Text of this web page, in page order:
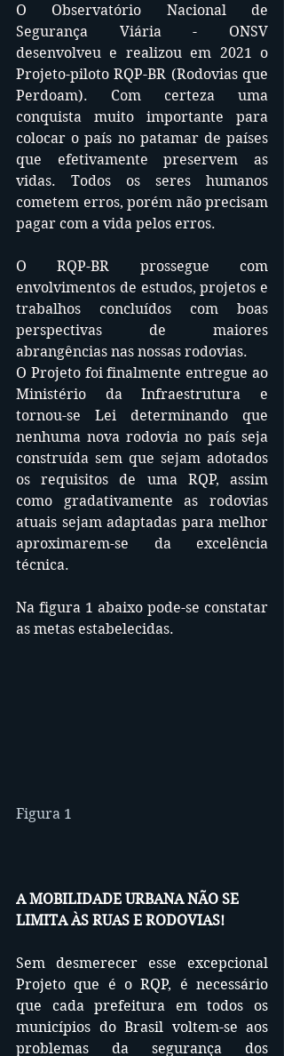
O Observatório Nacional de
Segurança Viária - ONSV
desenvolveu e realizou em 2021 o
Projeto-piloto RQP-BR (Rodovias que
Perdoam). Com certeza uma
conquista muito importante para
colocar o país no patamar de países
que efetivamente preservem as
vidas. Todos os seres humanos
cometem erros, porém não precisam
pagar com a vida pelos erros.
O RQP-BR prossegue com
envolvimentos de estudos, projetos e
trabalhos concluídos com boas
perspectivas de maiores
abrangências nas nossas rodovias.
O Projeto foi finalmente entregue ao
Ministério da Infraestrutura e
tornou-se Lei determinando que
nenhuma nova rodovia no país seja
construída sem que sejam adotados
os requisitos de uma RQP, assim
como gradativamente as rodovias
atuais sejam adaptadas para melhor
aproximarem-se da excelência
técnica.
Na figura 1 abaixo pode-se constatar
as metas estabelecidas.
Figura 1
A MOBILIDADE URBANA NÃO SE
LIMITA ÀS RUAS E RODOVIAS!
Sem desmerecer esse excepcional
Projeto que é o RQP, é necessário
que cada prefeitura em todos os
municípios do Brasil voltem-se aos
problemas da segurança dos